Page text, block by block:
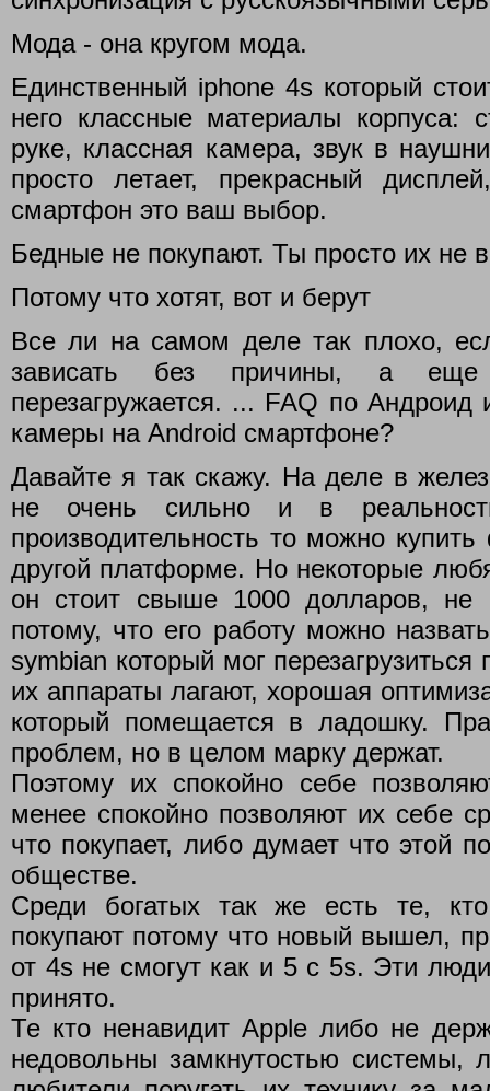
Мода - она кругом мода.
Единственный iphone 4s который
него классные материалы корпуса:
руке, классная камера, звук в
просто летает, прекрасный
смартфон это ваш выбор.
Бедные не покупают. Ты просто их не
Потому что хотят, вот и берут
Все ли на самом деле так плохо,
зависать без причины, а
перезагружается. ... FAQ по Андроид
камеры на Android смартфоне?
Давайте я так скажу. На деле в
не очень сильно и в
производительность то можно
другой платформе. Но некоторые
он стоит свыше 1000 долларов,
потому, что его работу можно
symbian который мог
их аппараты лагают, хорошая
который помещается в ладошку.
проблем, но в целом марку держат.
Поэтому их спокойно себе
менее спокойно позволяют их себе
что покупает, либо думает что этой
обществе.
Среди богатых так же есть те,
покупают потому что новый вышел,
от 4s не смогут как и 5 с 5s. Эти
принято.
Те кто ненавидит Apple либо не
недовольны замкнутостью системы,